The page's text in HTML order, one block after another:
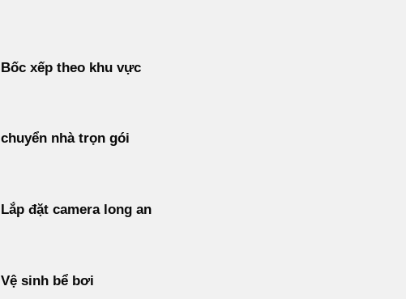
Bốc xếp theo khu vực
chuyển nhà trọn gói
Lắp đặt camera long an
Vệ sinh bể bơi